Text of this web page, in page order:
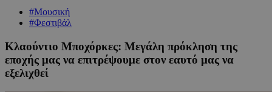
#Μουσική
#Φεστιβάλ
Κλαούντιο Μποχόρκες: Μεγάλη πρόκληση της
εποχής μας να επιτρέψουμε στον εαυτό μας να
εξελιχθεί